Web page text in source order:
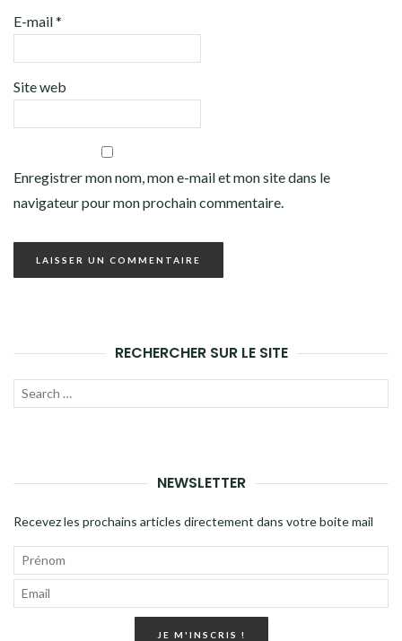
E-mail*
Site web
Enregistrer mon nom, mon e-mail et mon site dans le
navigateur pour mon prochain commentaire.
RECHERCHER SUR LE SITE
Recherche
NEWSLETTER
Recevez les prochains articles directement dans votre boite mail
JE M'INSCRIS !